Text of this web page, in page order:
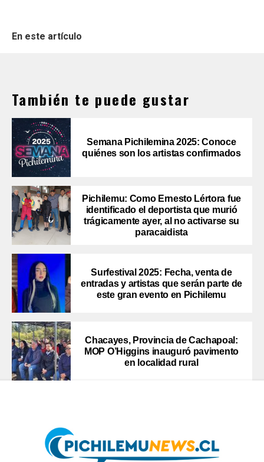
En este artículo
También te puede gustar
Semana Pichilemina 2025: Conoce
quiénes son los artistas confirmados
Pichilemu: Como Ernesto Lértora fue
identificado el deportista que murió
trágicamente ayer, al no activarse su
paracaidista
Surfestival 2025: Fecha, venta de
entradas y artistas que serán parte de
este gran evento en Pichilemu
Chacayes, Provincia de Cachapoal:
MOP O’Higgins inauguró pavimento
en localidad rural